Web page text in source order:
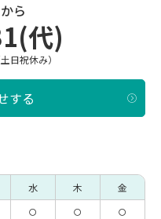
ら
代)
日祝休み）
する
水 木
金
〇 〇 〇